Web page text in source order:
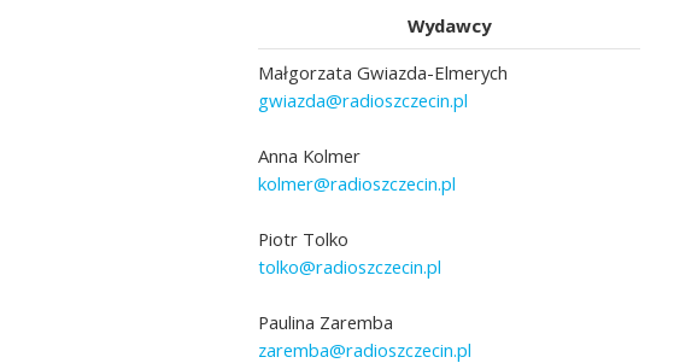
Wydawcy
Małgorzata Gwiazda-Elmerych
gwiazda@radioszczecin.pl
Anna Kolmer
kolmer@radioszczecin.pl
Piotr Tolko
tolko@radioszczecin.pl
Paulina Zaremba
zaremba@radioszczecin.pl